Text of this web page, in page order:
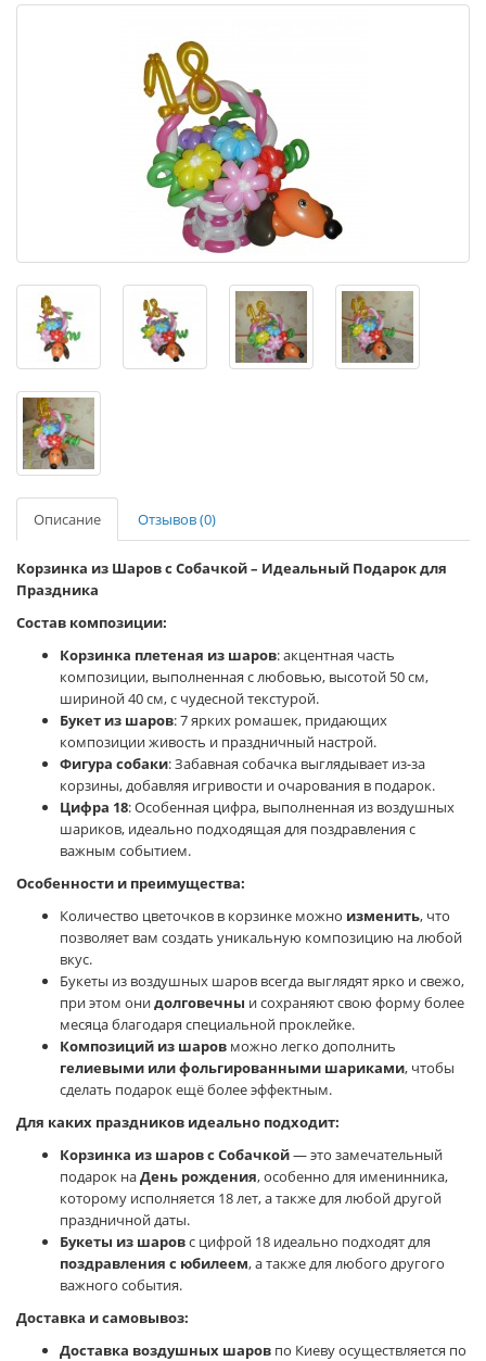
Описание Отзывов (0)
Корзинка из Шаров с Собачкой – Идеальный Подарок для
Праздника
Состав композиции:
Корзинка плетеная из шаров: акцентная часть
композиции, выполненная с любовью, высотой 50 см,
шириной 40 см, с чудесной текстурой.
Букет из шаров: 7 ярких ромашек, придающих
композиции живость и праздничный настрой.
Фигура собаки: Забавная собачка выглядывает из-за
корзины, добавляя игривости и очарования в подарок.
Цифра 18: Особенная цифра, выполненная из воздушных
шариков, идеально подходящая для поздравления с
важным событием.
Особенности и преимущества:
Количество цветочков в корзинке можно изменить, что
позволяет вам создать уникальную композицию на любой
вкус.
Букеты из воздушных шаров всегда выглядят ярко и свежо,
при этом онидолговечны и сохраняют свою форму более
месяца благодаря специальной проклейке.
Композиций из шаров можно легко дополнить
гелиевыми или фольгированными шариками, чтобы
сделать подарок ещё более эффектным.
Для каких праздников идеально подходит:
Корзинка из шаров с Собачкой— это замечательный
подарок наДень рождения, особенно для именинника,
которому исполняется 18 лет, а также для любой другой
праздничной даты.
Букеты из шаровс цифрой 18 идеально подходят для
поздравления с юбилеем, а также для любого другого
важного события.
Доставка и самовывоз:
Доставка воздушных шаров по Киеву осуществляется по